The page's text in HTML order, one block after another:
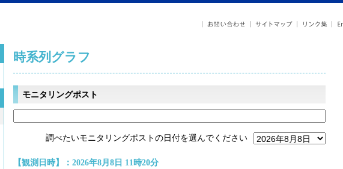
時系列グラフ
モニタリングポスト
調べたいモニタリングポストの日付を選んでください
【観測日時】：2026年8月8日 11時20分